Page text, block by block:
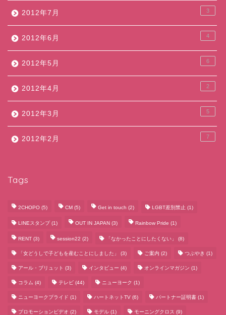
2012年7月 3
2012年6月 4
2012年5月 6
2012年4月 2
2012年3月 5
2012年2月 7
Tags
2CHOPO (5) CM (5) Get in touch (2) LGBT差別禁止 (1)
LINEスタンプ (1) OUT IN JAPAN (3) Rainbow Pride (1)
RENT (3) session22 (2) 「なかったことにしたくない」 (8)
「女どうしで子どもを産むことにしました」 (3) ご案内 (2) つぶやき (1)
アール・ブリュット (3) インタビュー (4) オンラインマガジン (1)
コラム (4) テレビ (44) ニューヨーク (1)
ニューヨークプライド (1) ハートネットTV (6) パートナー証明書 (1)
プロモーションビデオ (2) モデル (1) モーニングクロス (9)